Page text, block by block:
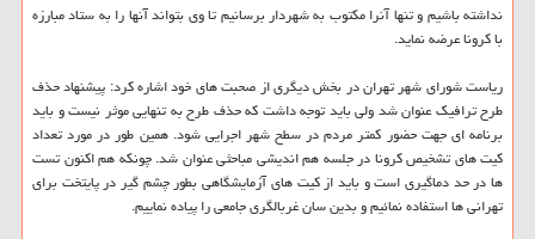
نداشته باشیم و تنها آنرا مكتوب به شهردار برسانیم تا وی بتواند آنها را به ستاد مبارزه
با كرونا عرضه نماید.
ریاست شورای شهر تهران در بخش دیگری از صحبت های خود اشاره كرد: پیشنهاد حذف
طرح ترافیك عنوان شد ولی باید توجه داشت كه حذف طرح به تنهایی موثر نیست و باید
برنامه ای جهت حضور كمتر مردم در سطح شهر اجرایی شود. همین طور در مورد تعداد
كیت های تشخیص كرونا در جلسه هم اندیشی مباحثی عنوان شد. چونكه هم اكنون تست
ها در حد دماگیری است و باید از كیت های آزمایشگاهی بطور چشم گیر در پایتخت برای
تهرانی ها استفاده نمائیم و بدین سان غربالگری جامعی را پیاده نماییم.